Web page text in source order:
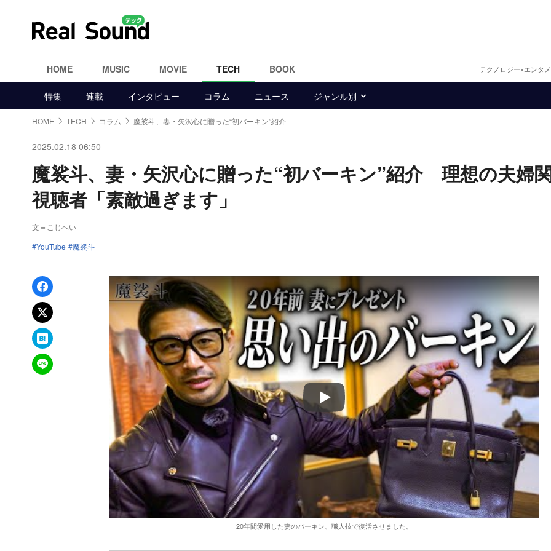
HOME MUSIC MOVIE TECH BOOK テクノロジー×エンタ
特集 連載 インタビュー コラム ニュース ジャンル別
HOME TECH コラム 魔裟斗、妻・矢沢心に贈った“初バーキン”紹介
2025.02.18 06:50
魔裟斗、妻・矢沢心に贈った“初バーキン”紹介 理想の夫婦
視聴者「素敵過ぎます」
文＝こじへい
YouTube
魔裟斗
Facebookでシェア
xでポスト
はてなブックマーク
LINEで送る
Play
20年間愛用した妻のバーキン、職人技で復活させました。